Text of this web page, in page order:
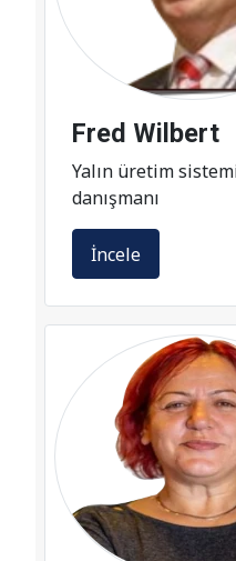
Fred Wilbert
Yalın üretim sistemi
danışmanı
İncele
Figen Gonce